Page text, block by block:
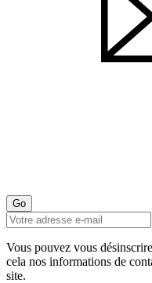
Vous pouvez vous
cela nos informations de
site.